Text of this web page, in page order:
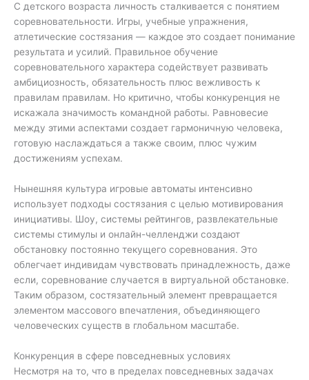
С детского возраста личность сталкивается с понятием
соревновательности. Игры, учебные упражнения,
атлетические состязания — каждое это создает понимание
результата и усилий. Правильное обучение
соревновательного характера содействует развивать
амбициозность, обязательность плюс вежливость к
правилам правилам. Но критично, чтобы конкуренция не
искажала значимость командной работы. Равновесие
между этими аспектами создает гармоничную человека,
готовую наслаждаться а также своим, плюс чужим
достижениям успехам.
Нынешняя культура игровые автоматы интенсивно
использует подходы состязания с целью мотивирования
инициативы. Шоу, системы рейтингов, развлекательные
системы стимулы и онлайн-челленджи создают
обстановку постоянно текущего соревнования. Это
облегчает индивидам чувствовать принадлежность, даже
если, соревнование случается в виртуальной обстановке.
Таким образом, состязательный элемент превращается
элементом массового впечатления, объединяющего
человеческих существ в глобальном масштабе.
Конкуренция в сфере повседневных условиях
Несмотря на то, что в пределах повседневных задачах